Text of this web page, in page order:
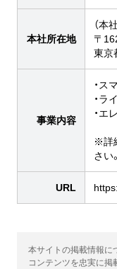
本社所在地
（本社
〒
東京
事業内容
・ス
・ラ
・エ
※詳
さい。
URL
本サイトの掲載情報に
コンテンツを忠実に掲